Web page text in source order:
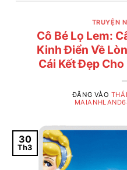
TRUYỆN
Cô Bé Lọ Lem:
Kinh Điển Về
Cái Kết Đẹp
ĐĂNG VÀO
30
Th3